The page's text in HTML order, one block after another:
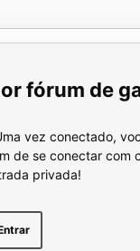
fórum de
vez conectado,
de se conectar com
privada!